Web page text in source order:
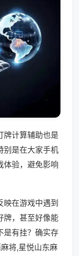
牌计算辅助也是
别是在大家手机
体验，避免影响
在游戏中遇到
牌，甚至好像能
是有挂？确实存
将,星悦山东麻